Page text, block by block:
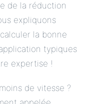
de la réduction
expliquons
la bonne
typiques
expertise !
de vitesse ?